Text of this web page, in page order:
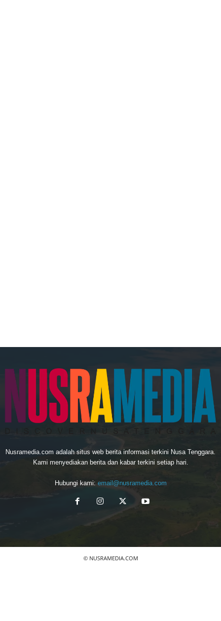
Nusramedia.com adalah situs web berita informasi terkini Nusa Tenggara.
Kami menyediakan berita dan kabar terkini setiap hari.
Hubungi kami: email@nusramedia.com
© NUSRAMEDIA.COM